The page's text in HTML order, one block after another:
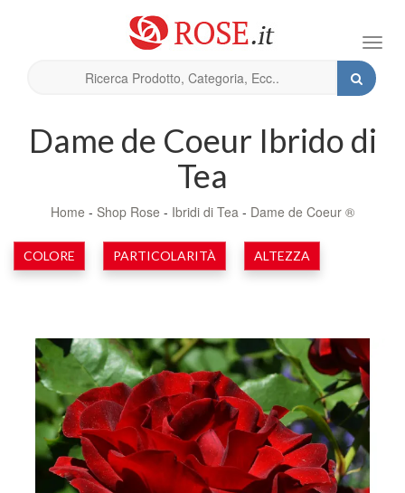
Dame de Coeur Ibrido di
Tea
Home - Shop Rose - Ibridi di Tea - Dame de Coeur ®
COLORE PARTICOLARITÀ ALTEZZA